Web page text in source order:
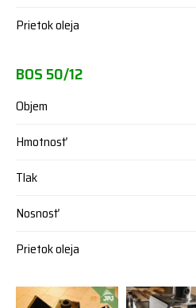
Prietok oleja
BOS 50/12
Objem
Hmotnosť
Tlak
Nosnosť
Prietok oleja